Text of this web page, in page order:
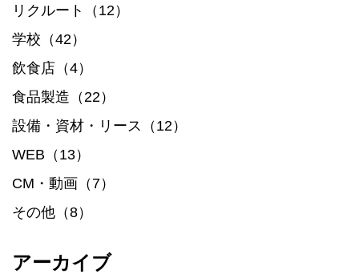
リクルート（12）
学校（42）
飲食店（4）
食品製造（22）
設備・資材・リース（12）
WEB（13）
CM・動画（7）
その他（8）
アーカイブ